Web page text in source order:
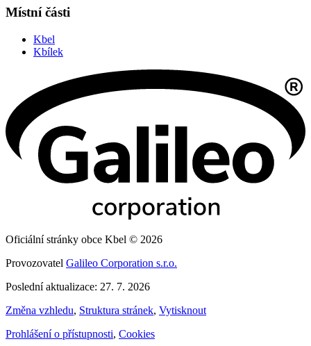
Místní části
Kbel
Kbílek
Oficiální stránky obce Kbel © 2026
Provozovatel Galileo Corporation s.r.o.
Poslední aktualizace: 27. 7. 2026
Změna vzhledu, Struktura stránek, Vytisknout
Prohlášení o přístupnosti, Cookies